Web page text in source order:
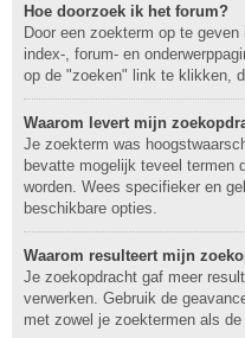
Hoe doorzoek ik het forum?
Door een zoekterm op te
index-, forum- en
op de "zoeken" link te klikken,
Waarom levert mijn
Je zoekterm was
bevatte mogelijk teveel termen
worden. Wees specifieker en
beschikbare opties.
Waarom resulteert mijn
Je zoekopdracht gaf meer
verwerken. Gebruik de
met zowel je zoektermen als